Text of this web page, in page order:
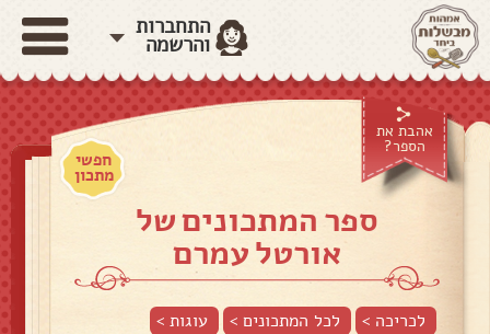
התחברות
והרשמה
אהבת את
הספר?
חפשי
מתכון
ספר המתכונים של
אורטל עמרם
לכריכה > לכל המתכונים > עוגות>